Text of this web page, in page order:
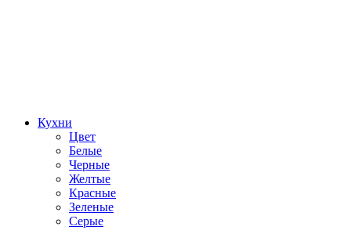
Кухни
Цвет
Белые
Черные
Желтые
Красные
Зеленые
Серые